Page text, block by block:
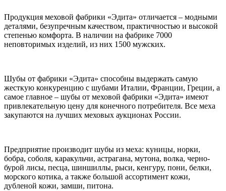
Продукция меховой фабрики «Эдита» отличается – модными
деталями, безупречным качеством, практичностью и высокой
степенью комфорта. В наличии на фабрике 7000
неповторимых изделий, из них 1500 мужских.
Шубы от фабрики «Эдита» способны выдержать самую
жесткую конкуренцию с шубами Италии, Франции, Греции, а
самое главное – шубы от меховой фабрики «Эдита» имеют
привлекательную цену для конечного потребителя. Все меха
закупаются на лучших меховых аукционах России.
Предприятие производит шубы из меха: куницы, норки,
бобра, соболя, каракульчи, астрагана, мутона, волка, черно-
бурой лисы, песца, шиншиллы, рыси, кенгуру, пони, белки,
морского котика, а также большой ассортимент кожи,
дубленой кожи, замши, питона.